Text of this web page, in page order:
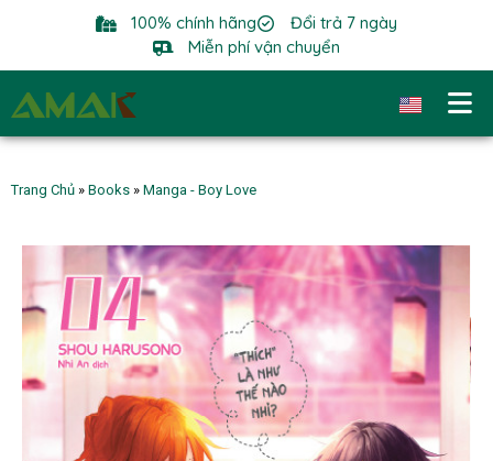
100% chính hãng
Đổi trả 7 ngày
Miễn phí vận chuyển
Trang Chủ » Books » Manga - Boy Love